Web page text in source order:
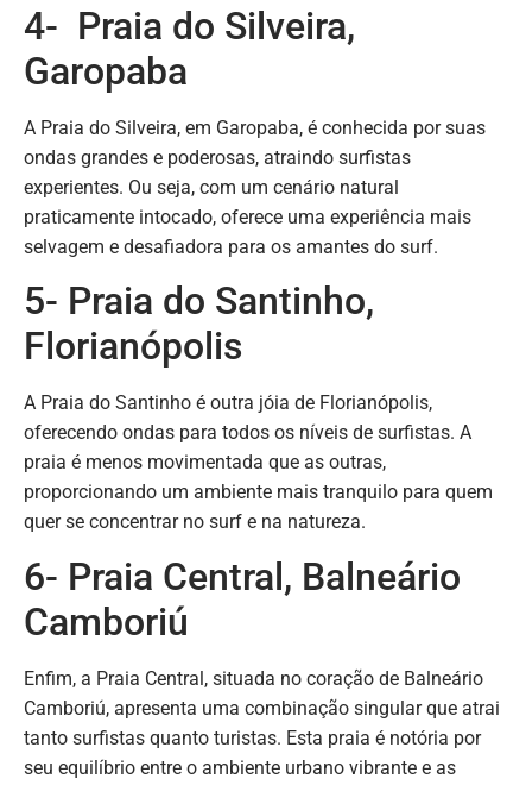
4- Praia do Silveira,
Garopaba
A Praia do Silveira, em Garopaba, é conhecida por suas
ondas grandes e poderosas, atraindo surfistas
experientes. Ou seja, com um cenário natural
praticamente intocado, oferece uma experiência mais
selvagem e desafiadora para os amantes do surf.
5- Praia do Santinho,
Florianópolis
A Praia do Santinho é outra jóia de Florianópolis,
oferecendo ondas para todos os níveis de surfistas. A
praia é menos movimentada que as outras,
proporcionando um ambiente mais tranquilo para quem
quer se concentrar no surf e na natureza.
6- Praia Central, Balneário
Camboriú
Enfim, a Praia Central, situada no coração de Balneário
Camboriú, apresenta uma combinação singular que atrai
tanto surfistas quanto turistas. Esta praia é notória por
seu equilíbrio entre o ambiente urbano vibrante e as